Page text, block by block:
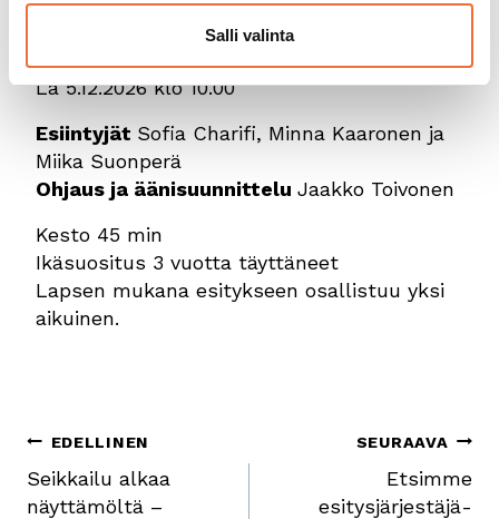
Salli valinta
vaikket osaisi suomea.
La 5.12.2026 klo 10.00
Esiintyjät Sofia Charifi, Minna Kaaronen ja
Miika Suonperä
Ohjaus ja äänisuunnittelu Jaakko Toivonen
Kesto 45 min
Ikäsuositus 3 vuotta täyttäneet
Lapsen mukana esitykseen osallistuu yksi
aikuinen.
Artikkelien
selaus
EDELLINEN
Seikkailu alkaa
näyttämöltä –
SEURAAVA
Etsimme
esitysjärjestäjä-